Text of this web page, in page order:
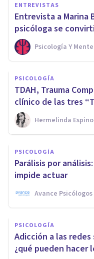
ENTREVISTAS
Entrevista a Marina
psicóloga se
Psicología Y Mente
PSICOLOGÍA
TDAH, Trauma
clínico de las tres
Hermelinda
PSICOLOGÍA
Parálisis por
impide actuar
Avance Psicólogos
PSICOLOGÍA
Adicción a las
¿qué pueden hacer